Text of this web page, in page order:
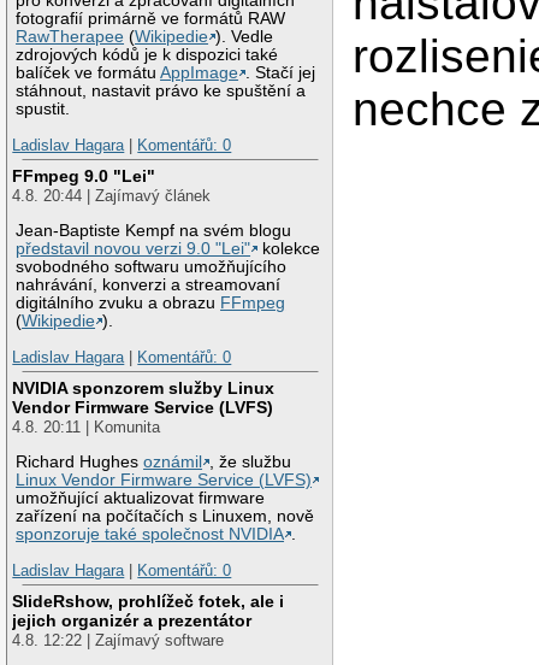
fotografií primárně ve formátů RAW
RawTherapee (Wikipedie ). Vedle
zdrojových kódů je k dispozici také
balíček ve formátuAppImage . Stačí jej
stáhnout, nastavit právo ke spuštění a
spustit.
Ladislav Hagara
Komentářů: 0
FFmpeg 9.0 "Lei"
4.8. 20:44 | Zajímavý článek
Jean-Baptiste Kempf na svém blogu
představil novou verzi 9.0 "Lei"
kolekce
svobodného softwaru umožňujícího
nahrávání, konverzi a streamovaní
digitálního zvuku a obrazu FFmpeg
(Wikipedie ).
Ladislav Hagara
Komentářů: 0
NVIDIA sponzorem služby Linux
Vendor Firmware Service (LVFS)
4.8. 20:11 | Komunita
Richard Hughesoznámil
, že službu
Linux Vendor Firmware Service (LVFS)
umožňující aktualizovat firmware
zařízení na počítačích s Linuxem, nově
sponzoruje také společnost NVIDIA .
Ladislav Hagara | Komentářů: 0
SlideRshow, prohlížeč fotek, ale i
jejich organizér a prezentátor
4.8. 12:22 | Zajímavý software
nechce